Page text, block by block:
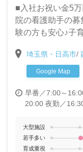
■入社お祝い金5
院の看護助手の
験の方も安心♪子
埼玉県・日高市/
Google Map
早番／7:00～
20:00 夜勤／
大型施設
若手多い
育成重視